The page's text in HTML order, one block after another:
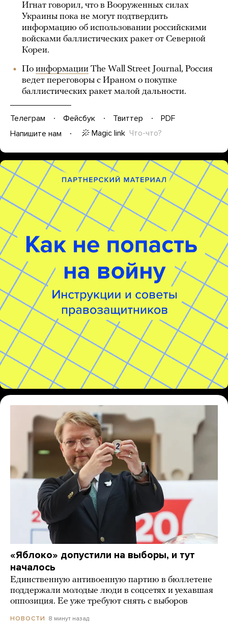
Игнат говорил, что в Вооруженных силах
Украины пока не могут подтвердить
информацию об использовании российскими
войсками баллистических ракет от Северной
Кореи.
По информации The Wall Street Journal, Россия
ведет переговоры с Ираном о покупке
баллистических ракет малой дальности.
Телеграм Фейсбук Твиттер
PDF
Напишите нам
Magic link Что-что?
«Яблоко» допустили на выборы, и тут
началось
Единственную антивоенную партию в бюллетене
поддержали молодые люди в соцсетях и уехавшая
оппозиция. Ее уже требуют снять с выборов
НОВОСТИ 8 минут назад